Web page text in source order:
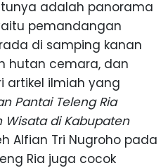
adalah panorama
pemandangan
di samping kanan
hutan cemara, dan
artikel ilmiah yang
Pantai Teleng Ria
Wisata di Kabupaten
Alfian Tri Nugroho pada
Ria juga cocok